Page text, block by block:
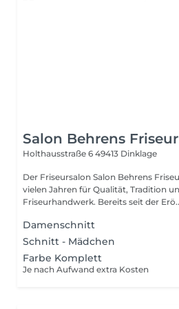
Salon Behrens Friseur
Holthausstraße 6 49413 Dinklage
Der Friseursalon Salon Behrens
vielen Jahren für Qualität, Tradition
Friseurhandwerk. Bereits seit der
Damenschnitt
Schnitt - Mädchen
Farbe Komplett
Je nach Aufwand extra Kosten